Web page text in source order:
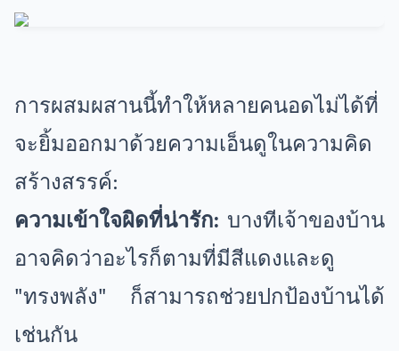
การผสมผสานนี้ทำให้หลายคนอดไม่ได้ที่
จะยิ้มออกมาด้วยความเอ็นดูในความคิด
สร้างสรรค์:
ความเข้าใจผิดที่น่ารัก: บางทีเจ้าของบ้าน
อาจคิดว่าอะไรก็ตามที่มีสีแดงและดู
"ทรงพลัง" ก็สามารถช่วยปกป้องบ้านได้
เช่นกัน